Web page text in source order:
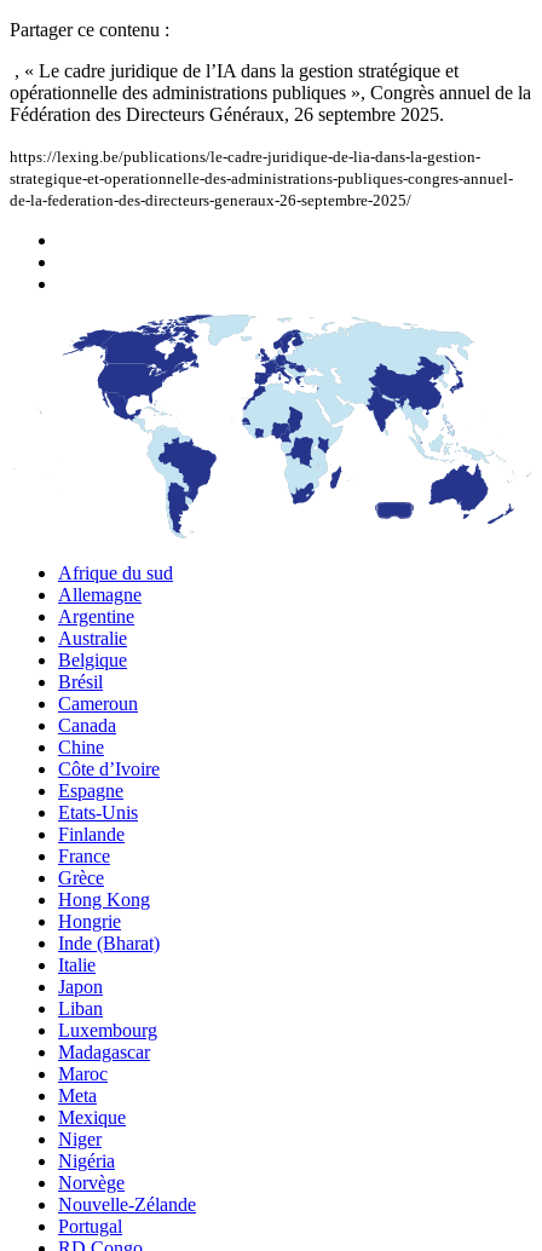
Partager ce contenu :
, « Le cadre juridique de l’IA dans la gestion stratégique et
opérationnelle des administrations publiques », Congrès annuel de la
Fédération des Directeurs Généraux, 26 septembre 2025.
https://lexing.be/publications/le-cadre-juridique-de-lia-dans-la-gestion-
strategique-et-operationnelle-des-administrations-publiques-congres-annuel-
de-la-federation-des-directeurs-generaux-26-septembre-2025/
Afrique du sud
Allemagne
Argentine
Australie
Belgique
Brésil
Cameroun
Canada
Chine
Côte d’Ivoire
Espagne
Etats-Unis
Finlande
France
Grèce
Hong Kong
Hongrie
Inde (Bharat)
Italie
Japon
Liban
Luxembourg
Madagascar
Maroc
Meta
Mexique
Niger
Nigéria
Norvège
Nouvelle-Zélande
Portugal